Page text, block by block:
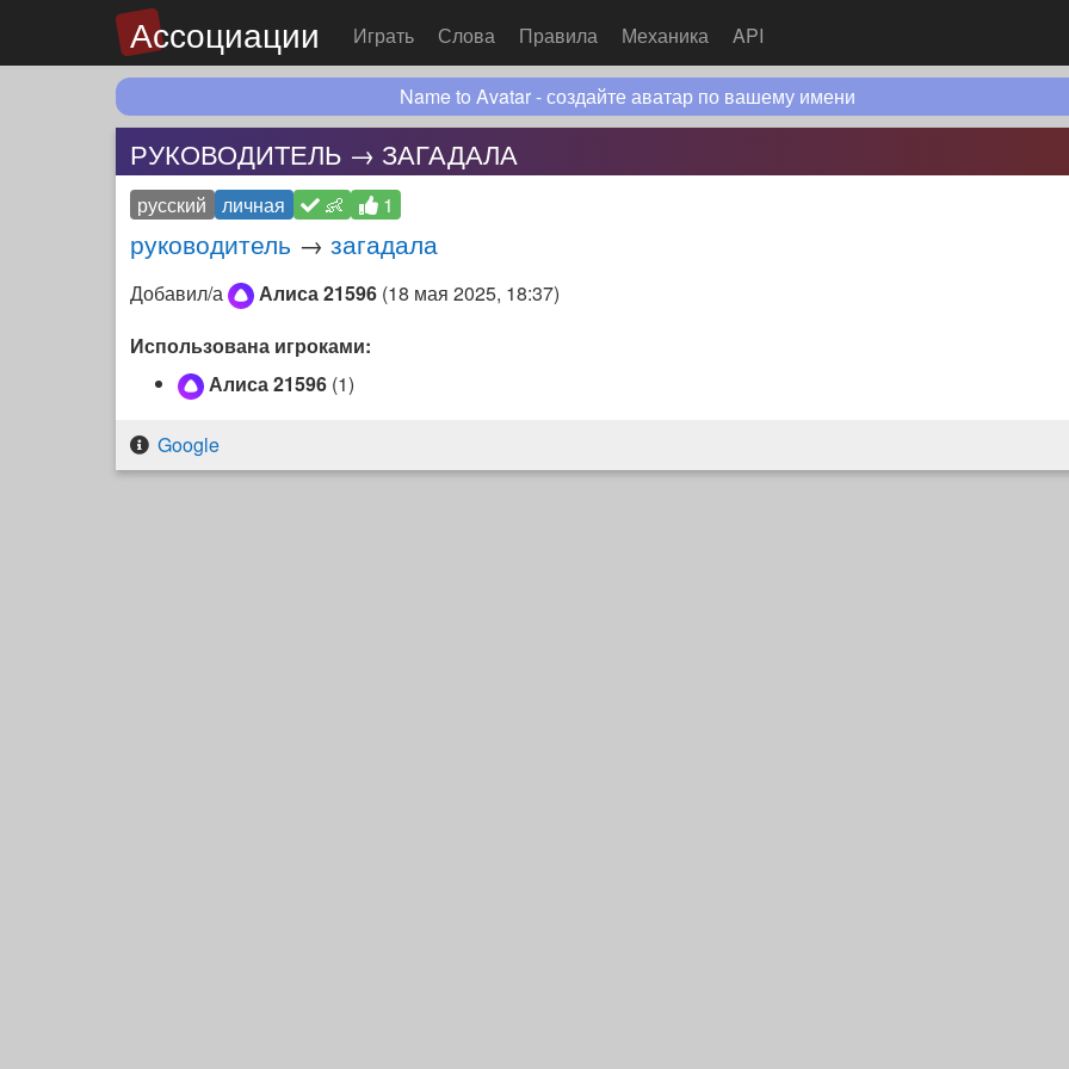
Ассоциации Играть Слова Правила Механика API
Name to Avatar - создайте аватар по вашему имени
РУКОВОДИТЕЛЬ → ЗАГАДАЛА
русский личная 👶 1
руководитель → загадала
Добавил/а Алиса 21596 (18 мая 2025, 18:37)
Использована игроками:
Алиса 21596 (1)
Google